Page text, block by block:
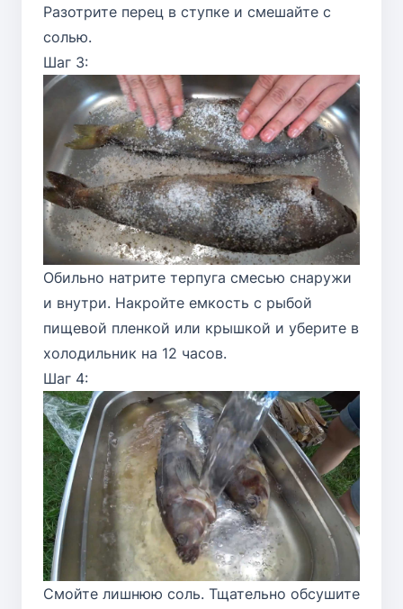
Разотрите перец в ступке и смешайте с
солью.
Шаг 3:
Обильно натрите терпуга смесью снаружи
и внутри. Накройте емкость с рыбой
пищевой пленкой или крышкой и уберите в
холодильник на 12 часов.
Шаг 4:
Смойте лишнюю соль. Тщательно обсушите